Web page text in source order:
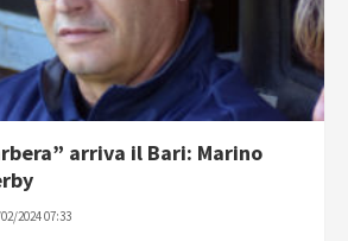
arriva il Bari: Marino
2024 07:33